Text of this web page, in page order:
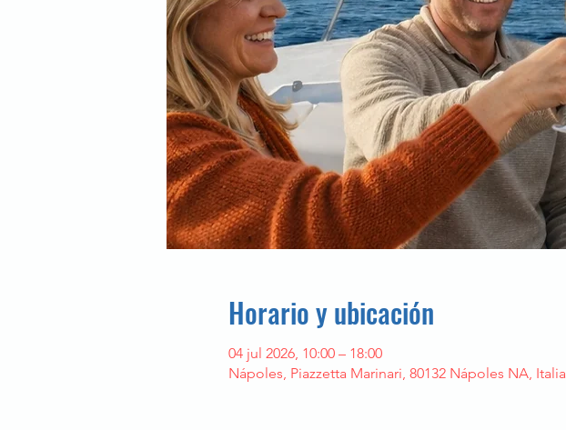
Horario y ubicación
04 jul 2026, 10:00 – 18:00
Nápoles, Piazzetta Marinari, 80132 Nápoles NA, Italia